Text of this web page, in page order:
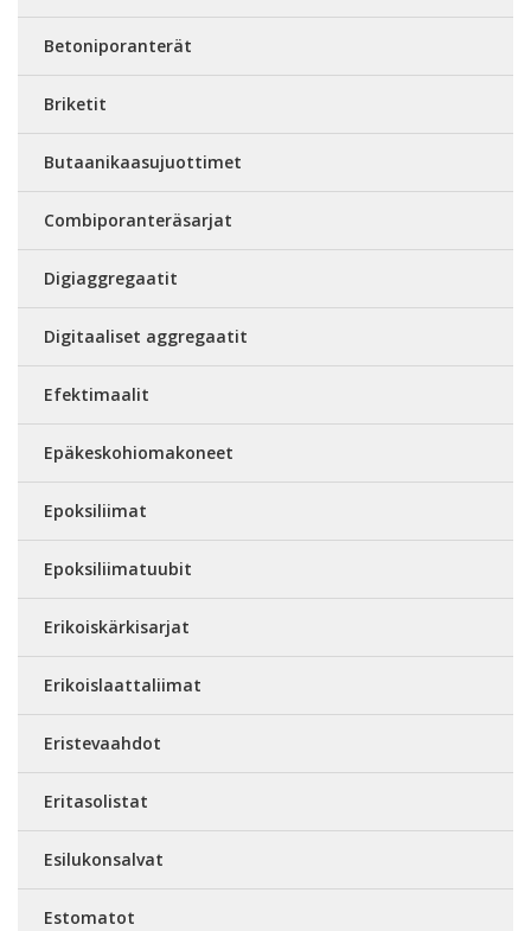
Betoniporanterät
Briketit
Butaanikaasujuottimet
Combiporanteräsarjat
Digiaggregaatit
Digitaaliset aggregaatit
Efektimaalit
Epäkeskohiomakoneet
Epoksiliimat
Epoksiliimatuubit
Erikoiskärkisarjat
Erikoislaattaliimat
Eristevaahdot
Eritasolistat
Esilukonsalvat
Estomatot